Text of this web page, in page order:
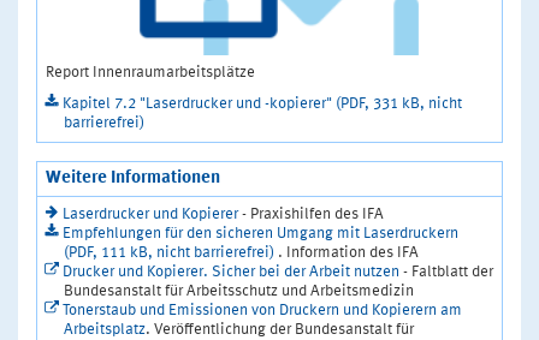
Report Innenraumarbeitsplätze
Kapitel 7.2 "Laserdrucker und -kopierer" (PDF, 331 kB, nicht
barrierefrei)
Weitere Informationen
Laserdrucker und Kopierer- Praxishilfen des IFA
Empfehlungen für den sicheren Umgang mit Laserdruckern
(PDF, 111 kB, nicht barrierefrei) . Information des IFA
Drucker und Kopierer. Sicher bei der Arbeit nutzen - Faltblatt der
Bundesanstalt für Arbeitsschutz und Arbeitsmedizin
Tonerstaub und Emissionen von Druckern und Kopierern am
Arbeitsplatz. Veröffentlichung der Bundesanstalt für